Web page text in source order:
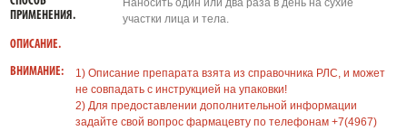
ПРИМЕНЕНИЯ.
Наносить один или два раза в день на сухие
участки лица и тела.
ОПИСАНИЕ.
ВНИМАНИЕ:
1) Описание препарата взята из справочника РЛС, и может
не совпадать с инструкцией на упаковки!
2) Для предоставлении дополнительной информации
задайте свой вопрос фармацевту по телефонам +7(4967)